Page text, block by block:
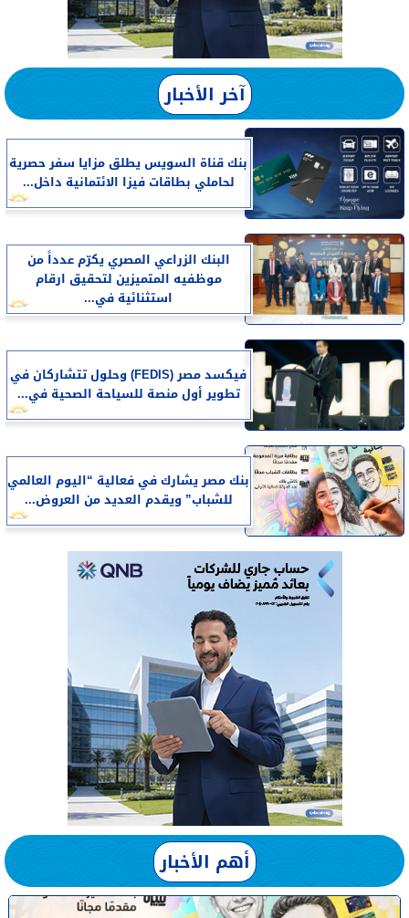
آخر الأخبار
بنك قناة السويس يطلق مزايا سفر حصرية
لحاملي بطاقات فيزا الائتمانية داخل...
البنك الزراعي المصري يكرّم عدداً من
موظفيه المتميزين لتحقيق ارقام
استثنائية في...
فيكسد مصر (FEDIS) وحلول تتشاركان في
تطوير أول منصة للسياحة الصحية في...
بنك مصر يشارك في فعالية “اليوم العالمي
للشباب” ويقدم العديد من العروض...
أهم الأخبار